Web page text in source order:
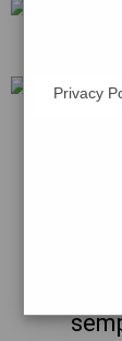
Privacy